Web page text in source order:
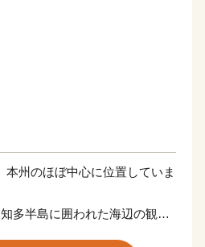
本州のほぼ中心に位置していま
多半島に囲われた海辺の観光